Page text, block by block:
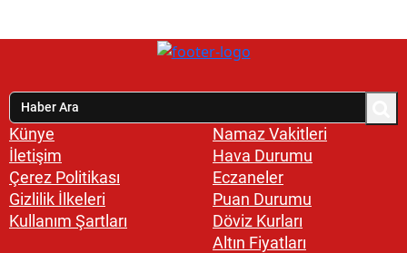
Künye
İletişim
Çerez Politikası
Gizlilik İlkeleri
Kullanım Şartları
Namaz Vakitleri
Hava Durumu
Eczaneler
Puan Durumu
Döviz Kurları
Altın Fiyatları